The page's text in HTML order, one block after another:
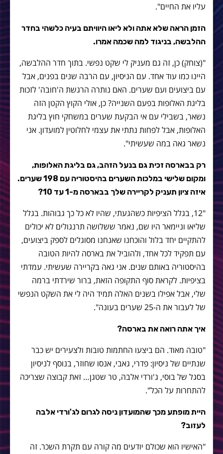
עליו את החיים".
הזמן הראה שלא אתה ולא ליאו היוויתם בעיה כלשהי בחדר
ההלבשה, בניגוד למה שכמה אמרו.
"(צוחק) כן, זה גם מעניק לי שקט נפשי. בתוך חדר ההלבשה,
היינו כמו עוד אחד. עם הניסיון, עם הרבה שנים בפנים, אבל
עם ביצועים ועם שערים. האם נותרה הרגשת ה'חובה' לזכות
בליגת האלופות בפעם השנייה? כן, אולי הקוץ הקטן הזה
נשאר, בשבילי עם אי הבקעת שערים במשחקי חוץ בליגת
האלופות, אבל לפחות נתתי את עצמי לחלוטין למועדון. אני
נשאר גאה במה שעשיתי".
רק בבארסה זכית גם בנעל הזהב, גם בליגת האלופות,
ומקום שלישי במלכות השערים בהיסטוריה עם 198 שערים.
איזה ציון תעניק לקריירה שלך בבארסה מ-1 עד 10?
"12, בגלל הציפיות כשהגעתי, שהיו לא כל כך גבוהות. בגלל
שליאו וניימאר היו שם, נאמר ששלושה תרנגולים לא יכולים
להתקיים יחד בלול והוכחנו שאנחנו מסוגלים לספק ביצועים,
עם תפקיד לכל אחד, ולהוביל את בארסה להיות הטובה
בהיסטוריה באותם שנים. אני גאה בקריירה שעשיתי. עמדתי
בציפיות. לקראת סוף התקופה הזאת, ברור שירדתי ברמה
שלי, אבל אפילו בשנים האלה תמיד היה לי את השקט הנפשי
של לעבור את ה-25 שערים בעונה".
איך אתה רואה את בארסה?
"טובה מאוד. הם ביצעו החתמות טובות ולצעירים יש כבר
שנתיים של ניסיון: פדרי, גאבי, אנסו שחוזר, בנוסף לניסיון
בסגל של בוסי, ג'ורדי אלבה, טר שטגן… זאת קבוצה שצריכה
להתחרות על הכל".
היית מופתע מכך שהמועדון ניסה לגרום לג'ורדי אלבה
לעזוב?
"האישיו הוא שכולם יודעים מה קורה עם תקרת השכר. זה